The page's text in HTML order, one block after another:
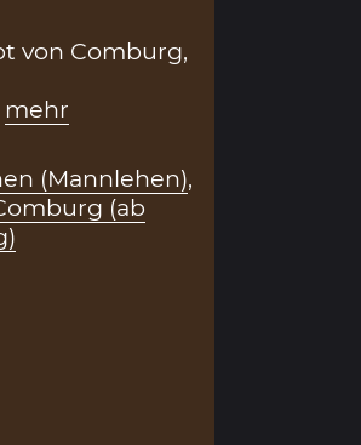
von Comburg,
mehr
(Mannlehen),
(ab